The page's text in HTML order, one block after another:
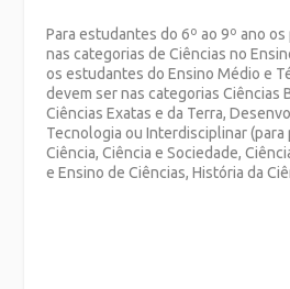
Para estudantes do 6º ao 9º ano
nas categorias de Ciências no
os estudantes do Ensino Médio e
devem ser nas categorias Ciências
Ciências Exatas e da Terra,
Tecnologia ou Interdisciplinar
Ciência, Ciência e Sociedade,
e Ensino de Ciências, História da